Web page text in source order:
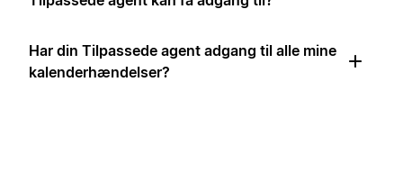
Har din Tilpassede agent adgang til alle mine
kalenderhændelser?